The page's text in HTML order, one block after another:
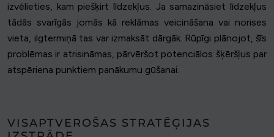
izvēlieties, kam piešķirt līdzekļus. Ja samazināsiet līdzekļus
tādās svarīgās jomās kā reklāmas veicināšana vai norises
vieta, ilgtermiņā tas var izmaksāt dārgāk. Rūpīgi plānojot, šīs
problēmas ir atrisināmas, pārvēršot potenciālos šķēršļus par
atspēriena punktiem panākumu gūšanai.
VISAPTVEROŠAS STRATĒĢIJAS